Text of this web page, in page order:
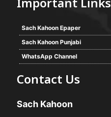
Important Links
Sach Kahoon Epaper
Sach Kahoon Punjabi
WhatsApp Channel
Contact Us
Sach Kahoon